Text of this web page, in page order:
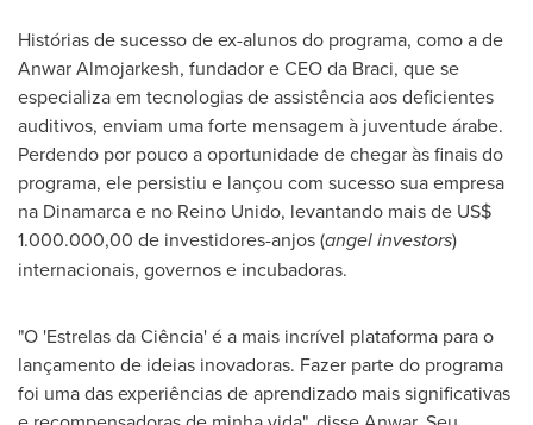
Histórias de sucesso de ex-alunos do programa, como a de
Anwar Almojarkesh, fundador e CEO da Braci, que se
especializa em tecnologias de assistência aos deficientes
auditivos, enviam uma forte mensagem à juventude árabe.
Perdendo por pouco a oportunidade de chegar às finais do
programa, ele persistiu e lançou com sucesso sua empresa
na Dinamarca e no Reino Unido, levantando mais de US$
1.000.000,00 de investidores-anjos (angel investors)
internacionais, governos e incubadoras.
"O 'Estrelas da Ciência' é a mais incrível plataforma para o
lançamento de ideias inovadoras. Fazer parte do programa
foi uma das experiências de aprendizado mais significativas